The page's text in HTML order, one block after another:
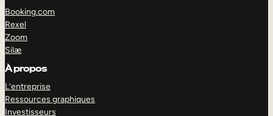
Booking.com
Rexel
Zoom
Silæ
À propos
L’entreprise
Ressources graphiques
Investisseurs